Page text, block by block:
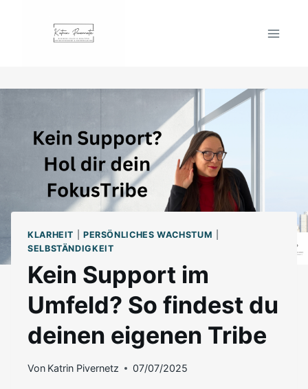
KLARHEIT PERSÖNLICHES WACHSTUM
SELBSTÄNDIGKEIT
Kein Support im
Umfeld? So findest du
deinen eigenen Tribe
Von Katrin Pivernetz 07/07/2025